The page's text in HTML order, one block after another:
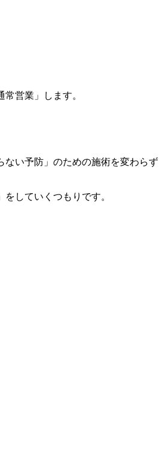
営業」します。
ない予防」のための施術を変わらず
していくつもりです。